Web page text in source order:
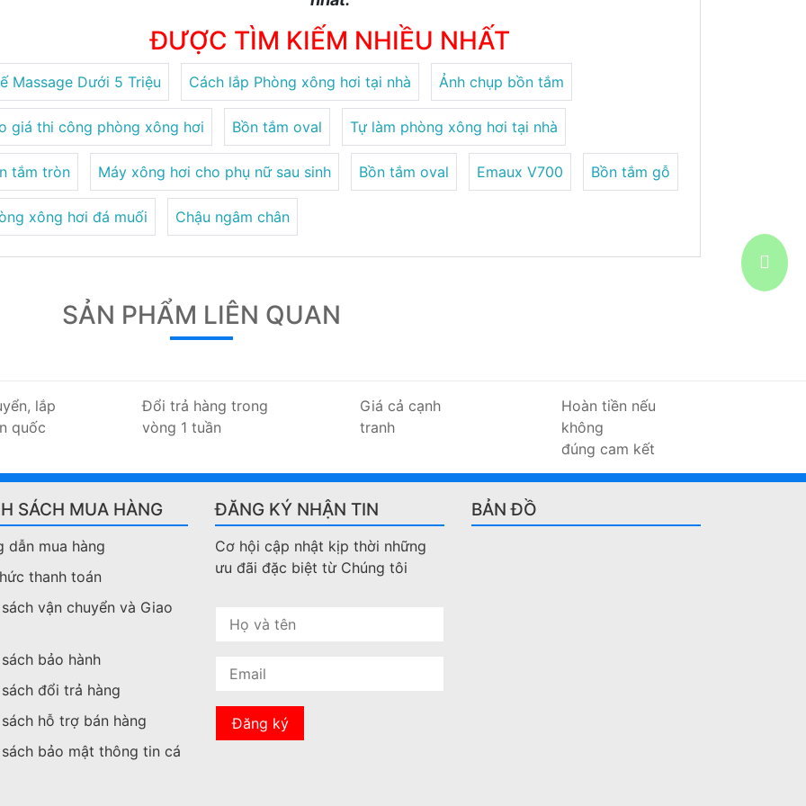
ĐƯỢC TÌM KIẾM NHIỀU NHẤT
Massage Dưới 5 Triệu Cách lắp Phòng xông hơi tại nhà Ảnh chụp bồn tắm
giá thi công phòng xông hơi Bồn tắm oval Tự làm phòng xông hơi tại nhà
tắm tròn Máy xông hơi cho phụ nữ sau sinh Bồn tắm oval Emaux V700 Bồn tắm gỗ
xông hơi đá muối Chậu ngâm chân
SẢN PHẨM LIÊN QUAN
lắp
quốc
Đổi trả hàng trong
vòng 1 tuần
Giá cả cạnh
tranh
Hoàn tiền nếu
không
đúng cam kết
SÁCH MUA HÀNG
dẫn mua hàng
thanh toán
vận chuyển và Giao
bảo hành
đổi trả hàng
hỗ trợ bán hàng
sách bảo mật thông tin cá
ĐĂNG KÝ NHẬN TIN
Cơ hội cập nhật kịp thời những
ưu đãi đặc biệt từ Chúng tôi
BẢN ĐỒ